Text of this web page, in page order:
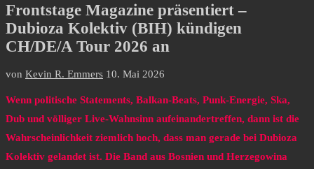
Frontstage Magazine präsentiert –
Dubioza Kolektiv (BIH) kündigen
CH/DE/A Tour 2026 an
von Kevin R. Emmers 10. Mai 2026
Wenn politische Statements, Balkan-Beats, Punk-Energie, Ska,
Dub und völliger Live-Wahnsinn aufeinandertreffen, dann ist die
Wahrscheinlichkeit ziemlich hoch, dass man gerade bei Dubioza
Kolektiv gelandet ist. Die Band aus Bosnien und Herzegowina